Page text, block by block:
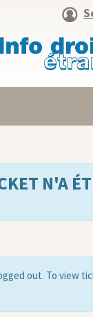
N'A
out. To view